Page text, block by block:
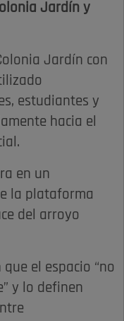
Jardín y
Jardín con
estudiantes y
hacia el
en un
la plataforma
del arroyo
el espacio “no
y lo definen